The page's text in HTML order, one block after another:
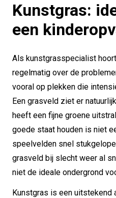
Kunstgras:
een
Als kunstgrasspecialist
regelmatig over de
vooral op plekken die
Een grasveld ziet er
heeft een fijne groene
goede staat houden is niet
speelvelden snel
grasveld bij slecht weer al
niet de ideale ondergrond
Kunstgras is een uitstekend